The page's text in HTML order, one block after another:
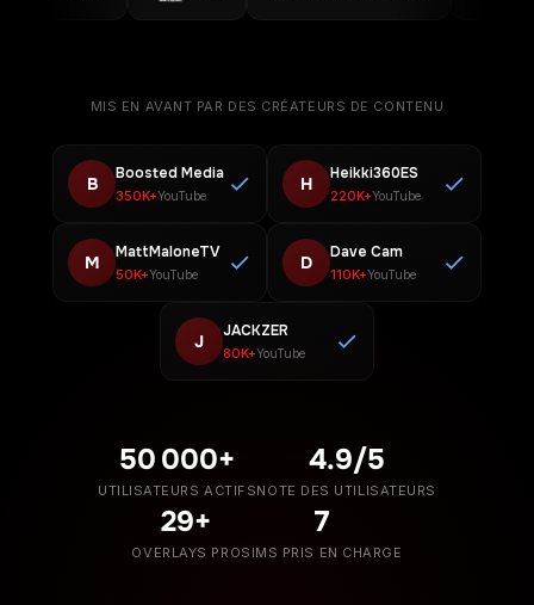
MIS EN AVANT PAR DES CRÉATEURS DE CONTENU
B Boosted Media
350K+YouTube
H Heikki360ES
220K+YouTube
M MattMaloneTV
50K+YouTube
D Dave Cam
110K+YouTube
J JACKZER
80K+YouTube
50 000+
UTILISATEURS ACTIFS
4.9/5
NOTE DES UTILISATEURS
29+
OVERLAYS PRO
7
SIMS PRIS EN CHARGE